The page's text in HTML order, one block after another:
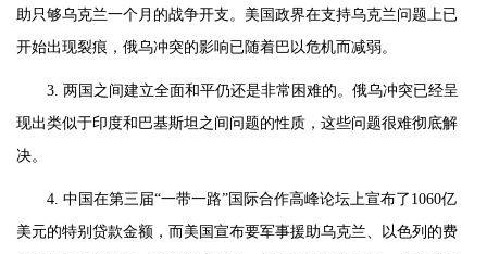
助只够乌克兰一个月的战争开支。美国政界在支持乌克兰问题上已
开始出现裂痕，俄乌冲突的影响已随着巴以危机而减弱。
3. 两国之间建立全面和平仍还是非常困难的。俄乌冲突已经呈
现出类似于印度和巴基斯坦之间问题的性质，这些问题很难彻底解
决。
4. 中国在第三届“一带一路”国际合作高峰论坛上宣布了1060亿
美元的特别贷款金额，而美国宣布要军事援助乌克兰、以色列的费